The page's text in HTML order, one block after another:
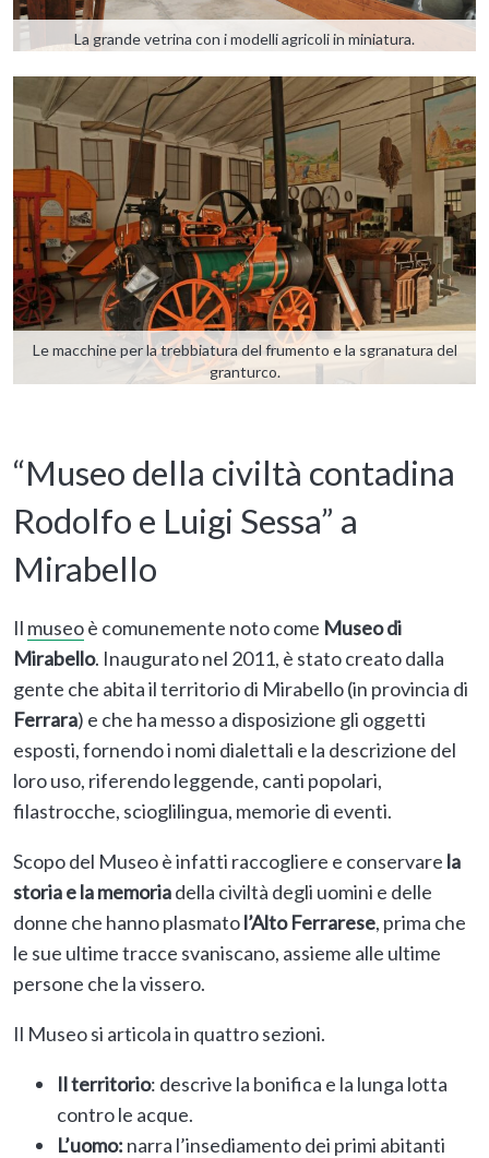
La grande vetrina con i modelli agricoli in miniatura.
Le macchine per la trebbiatura del frumento e la sgranatura del
granturco.
“Museo della civiltà contadina
Rodolfo e Luigi Sessa” a
Mirabello
Il museoè comunemente noto come Museo di
Mirabello. Inaugurato nel 2011, è stato creato dalla
gente che abita il territorio di Mirabello (in provincia di
Ferrara) e che ha messo a disposizione gli oggetti
esposti, fornendo i nomi dialettali e la descrizione del
loro uso, riferendo leggende, canti popolari,
filastrocche, scioglilingua, memorie di eventi.
Scopo del Museo è infatti raccogliere e conservare la
storia e la memoriadella civiltà degli uomini e delle
donne che hanno plasmatol’Alto Ferrarese, prima che
le sue ultime tracce svaniscano, assieme alle ultime
persone che la vissero.
Il Museo si articola in quattro sezioni.
Il territorio: descrive la bonifica e la lunga lotta
contro le acque.
L’uomo: narra l’insediamento dei primi abitanti